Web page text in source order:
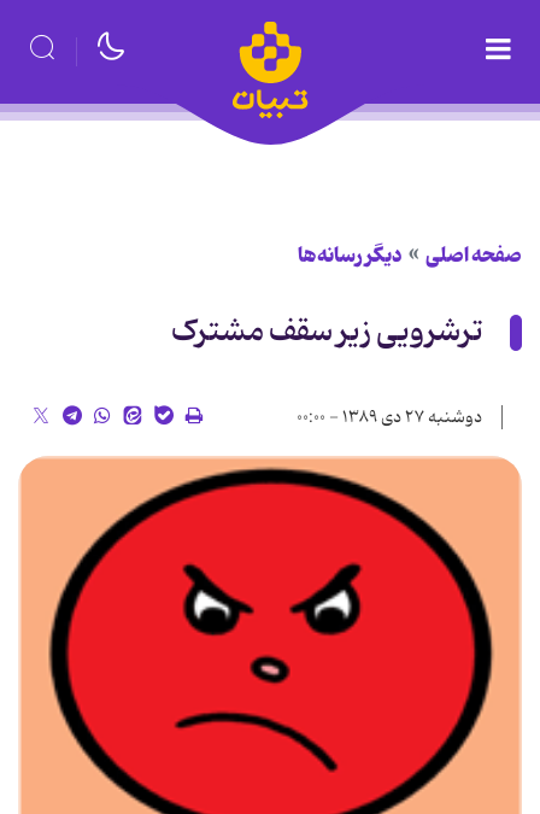
صفحه اصلی دیگر رسانه‌ها
ترشرویی زیر سقف مشترک
دوشنبه ۲۷ دی ۱۳۸۹ - ۰۰:۰۰